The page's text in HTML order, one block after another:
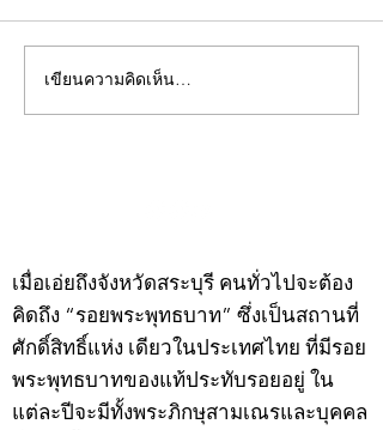
คอลัมน์"จับชีพจรวงการ
พระ"ประจำพุธที่ 29
เขียนความคิดเห็น…
เมื่อเอ่ยถึงจังหวัดสระบุรี คนทั่วไปจะต้อง
คิดถึง “รอยพระพุทธบาท” ซึ่งเป็นสถานที่
ศักดิ์สิทธิ์แห่ง เดียวในประเทศไทย ที่มีรอย
พระพุทธบาทของแท้ประทับรอยอยู่ ใน
แต่ละปีจะมีทั้งพระภิกษุสามเณรและบุคคล